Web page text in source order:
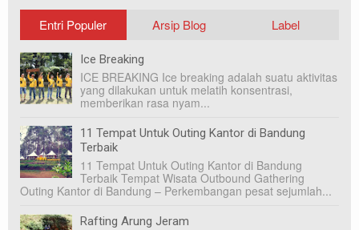
Entri Populer Arsip Blog Label
Ice Breaking
ICE BREAKING Ice breaking adalah suatu aktivitas
yang dilakukan untuk melatih konsentrasi,
memberikan rasa nyam...
11 Tempat Untuk Outing Kantor di Bandung
Terbaik
11 Tempat Untuk Outing Kantor di Bandung
Terbaik Tempat Wisata Outbound Gathering
Outing Kantor di Bandung – Perkembangan pesat sejumlah...
Rafting Arung Jeram